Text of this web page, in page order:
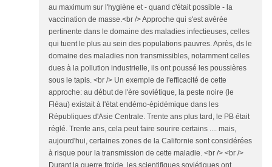
au maximum sur l'hygiène et - quand c'était possible - la
vaccination de masse.<br /> Approche qui s'est avérée
pertinente dans le domaine des maladies infectieuses, celles
qui tuent le plus au sein des populations pauvres. Après, ds le
domaine des maladies non transmissibles, notamment celles
dues à la pollution industrielle, ils ont poussé les poussières
sous le tapis. <br /> Un exemple de l'efficacité de cette
approche: au début de l'ère soviétique, la peste noire (le
Fléau) existait à l'état endémo-épidémique dans les
Républiques d'Asie Centrale. Trente ans plus tard, le PB était
réglé. Trente ans, cela peut faire sourire certains .... mais,
aujourd'hui, certaines zones de la Californie sont considérées
à risque pour la transmission de cette maladie. <br /> <br />
Durant la guerre froide, les scientifiques soviétiques ont